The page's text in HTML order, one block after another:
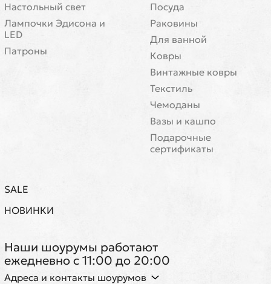
Настольный свет
Лампочки Эдисона и
LED
Патроны
Посуда
Раковины
Для ванной
Ковры
Винтажные ковры
Текстиль
Чемоданы
Вазы и кашпо
Подарочные
сертификаты
SALE
НОВИНКИ
Наши шоурумы работают
ежедневно с 11:00 до 20:00
Адреса и контакты шоурумов